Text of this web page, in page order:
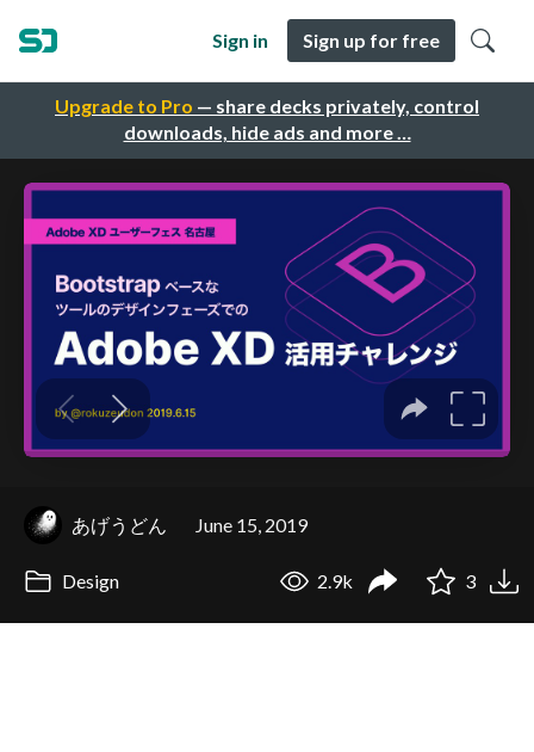
Upgrade to Pro — share decks privately, control
downloads, hide ads and more …
Sign in Sign up for free
あげうどん June 15, 2019
Design 2.9k 3